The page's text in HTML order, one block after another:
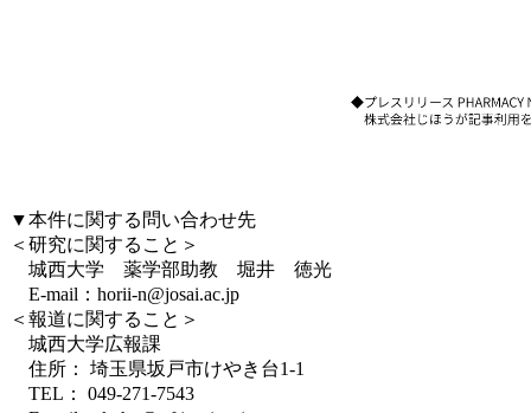
▼本件に関する問い合わせ先
＜研究に関すること＞
城西大学 薬学部助教 堀井 徳光
E-mail：horii-n@josai.ac.jp
＜報道に関すること＞
城西大学広報課
住所： 埼玉県坂戸市けやき台1-1
TEL： 049-271-7543